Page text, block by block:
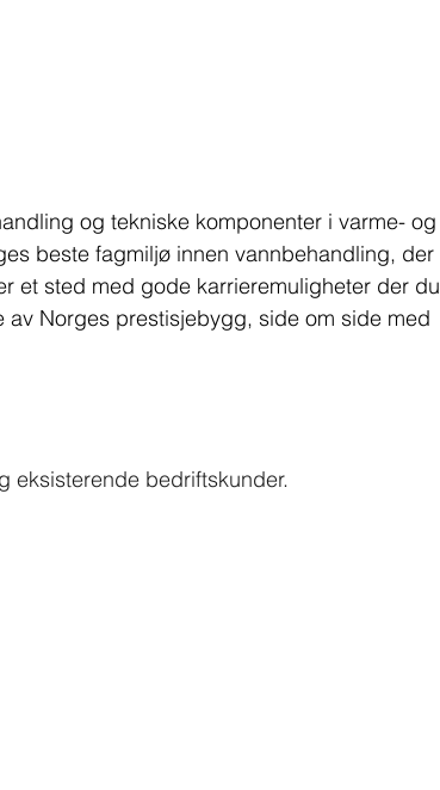
og tekniske komponenter i varme- og
beste fagmiljø innen vannbehandling, der
et sted med gode karrieremuligheter der du
Norges prestisjebygg, side om side med
eksisterende bedriftskunder.